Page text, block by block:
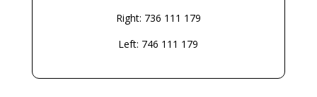
Right: 736 111 179
Left: 746 111 179